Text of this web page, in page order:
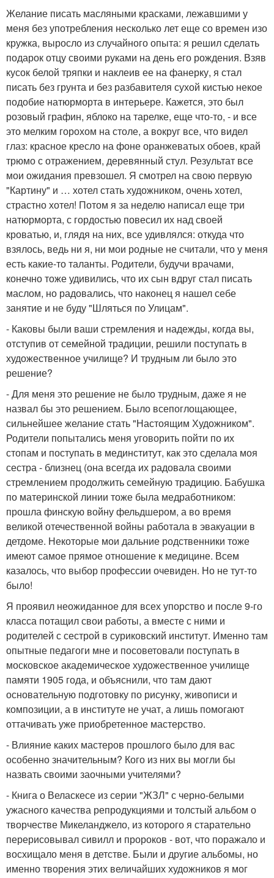
Желание писать масляными красками, лежавшими у
меня без употребления несколько лет еще со времен изо
кружка, выросло из случайного опыта: я решил сделать
подарок отцу своими руками на день его рождения. Взяв
кусок белой тряпки и наклеив ее на фанерку, я стал
писать без грунта и без разбавителя сухой кистью некое
подобие натюрморта в интерьере. Кажется, это был
розовый графин, яблоко на тарелке, еще что-то, - и все
это мелким горохом на столе, а вокруг все, что видел
глаз: красное кресло на фоне оранжеватых обоев, край
трюмо с отражением, деревянный стул. Результат все
мои ожидания превзошел. Я смотрел на свою первую
"Картину" и … хотел стать художником, очень хотел,
страстно хотел! Потом я за неделю написал еще три
натюрморта, с гордостью повесил их над своей
кроватью, и, глядя на них, все удивлялся: откуда что
взялось, ведь ни я, ни мои родные не считали, что у меня
есть какие-то таланты. Родители, будучи врачами,
конечно тоже удивились, что их сын вдруг стал писать
маслом, но радовались, что наконец я нашел себе
занятие и не буду "Шляться по Улицам".
- Каковы были ваши стремления и надежды, когда вы,
отступив от семейной традиции, решили поступать в
художественное училище? И трудным ли было это
решение?
- Для меня это решение не было трудным, даже я не
назвал бы это решением. Было всепоглощающее,
сильнейшее желание стать "Настоящим Художником".
Родители попытались меня уговорить пойти по их
стопам и поступать в мединститут, как это сделала моя
сестра - близнец (она всегда их радовала своими
стремлением продолжить семейную традицию. Бабушка
по материнской линии тоже была медработником:
прошла финскую войну фельдшером, а во время
великой отечественной войны работала в эвакуации в
детдоме. Некоторые мои дальние родственники тоже
имеют самое прямое отношение к медицине. Всем
казалось, что выбор профессии очевиден. Но не тут-то
было!
Я проявил неожиданное для всех упорство и после 9-го
класса потащил свои работы, а вместе с ними и
родителей с сестрой в суриковский институт. Именно там
опытные педагоги мне и посоветовали поступать в
московское академическое художественное училище
памяти 1905 года, и объяснили, что там дают
основательную подготовку по рисунку, живописи и
композиции, а в институте не учат, а лишь помогают
оттачивать уже приобретенное мастерство.
- Влияние каких мастеров прошлого было для вас
особенно значительным? Кого из них вы могли бы
назвать своими заочными учителями?
- Книга о Веласкесе из серии "ЖЗЛ" с черно-белыми
ужасного качества репродукциями и толстый альбом о
творчестве Микеланджело, из которого я старательно
перерисовывал сивилл и пророков - вот, что поражало и
восхищало меня в детстве. Были и другие альбомы, но
именно творения этих величайших художников я мог